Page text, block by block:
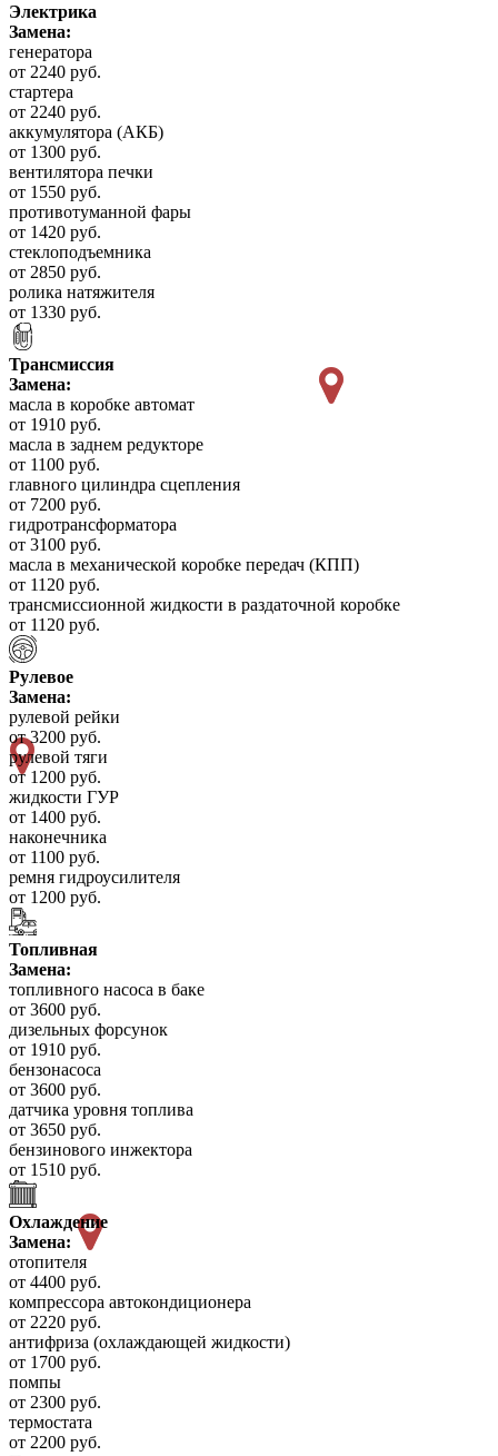
Электрика
Замена:
генератора
от 2240 руб.
стартера
от 2240 руб.
аккумулятора (АКБ)
от 1300 руб.
вентилятора печки
от 1550 руб.
противотуманной фары
от 1420 руб.
стеклоподъемника
от 2850 руб.
ролика натяжителя
от 1330 руб.
Трансмиссия
Замена:
масла в коробке автомат
от 1910 руб.
масла в заднем редукторе
от 1100 руб.
главного цилиндра сцепления
от 7200 руб.
гидротрансформатора
от 3100 руб.
масла в механической коробке передач (КПП)
от 1120 руб.
трансмиссионной жидкости в раздаточной коробке
от 1120 руб.
Рулевое
Замена:
рулевой рейки
от 3200 руб.
рулевой тяги
от 1200 руб.
жидкости ГУР
от 1400 руб.
наконечника
от 1100 руб.
ремня гидроусилителя
от 1200 руб.
Топливная
Замена:
топливного насоса в баке
от 3600 руб.
дизельных форсунок
от 1910 руб.
бензонасоса
от 3600 руб.
датчика уровня топлива
от 3650 руб.
бензинового инжектора
от 1510 руб.
Охлаждение
Замена:
отопителя
от 4400 руб.
компрессора автокондиционера
от 2220 руб.
антифриза (охлаждающей жидкости)
от 1700 руб.
помпы
от 2300 руб.
термостата
от 2200 руб.